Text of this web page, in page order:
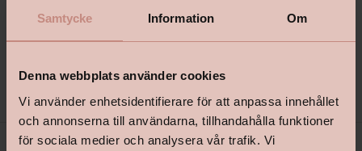
Samtycke Information Om
Denna webbplats använder cookies
Vi använder enhetsidentifierare för att anpassa innehållet
och annonserna till användarna, tillhandahålla funktioner
för sociala medier och analysera vår trafik. Vi
Specifikationer